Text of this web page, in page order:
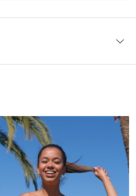
sylwetkę!
2023-02-9
materiału. Nadają
codzień.